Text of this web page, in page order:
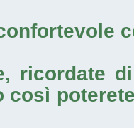
ricordate